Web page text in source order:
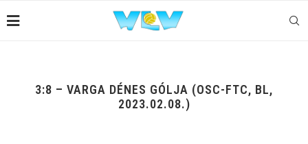
3:8 – VARGA DÉNES GÓLJA (OSC-FTC, BL,
2023.02.08.)